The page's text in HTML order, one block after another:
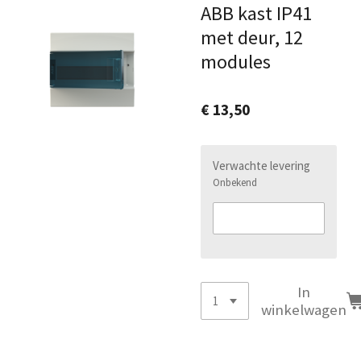
ABB kast IP41
met deur, 12
modules
€ 13,50
Verwachte levering
Onbekend
In
winkelwagen